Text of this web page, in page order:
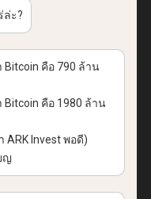
ล่ะ?
คือ 790 ล้าน
คือ 1980 ล้าน
ARK Invest พอดี)
ญ